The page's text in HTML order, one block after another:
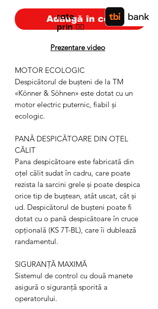
Adaugă în coș
Prezentare video
MOTOR ECOLOGIC
Despicătorul de bușteni de la TM
«Könner & Söhnen» este dotat cu un
motor electric puternic, fiabil și
ecologic.
PANĂ DESPICĂTOARE DIN OȚEL
CĂLIT
Pana despicătoare este fabricată din
oțel călit sudat în cadru, care poate
rezista la sarcini grele și poate despica
orice tip de buștean, atât uscat, cât și
ud. Despicătorul de bușteni poate fi
dotat cu o pană despicătoare în cruce
opțională (KS 7T-BL), care îi dublează
randamentul.
SIGURANȚĂ MAXIMĂ
Sistemul de control cu două manete
asigură o siguranță sporită a
operatorului.
rate
prin👉🏿